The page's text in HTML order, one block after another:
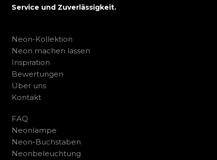
Service und Zuverlässigkeit.
Neon-Kollektion
Neon machen lassen
Inspiration
Bewertungen
Über uns
Kontakt
FAQ
Neonlampe
Neon-Buchstaben
Neonbeleuchtung